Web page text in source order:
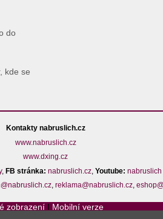
do
kde se
Kontakty nabruslich.cz
www.nabruslich.cz
www.dxing.cz
, FB stránka: nabruslich.cz, Youtube: nabruslich
, reklama@nabruslich.cz,
zobrazení I Mobilní verze